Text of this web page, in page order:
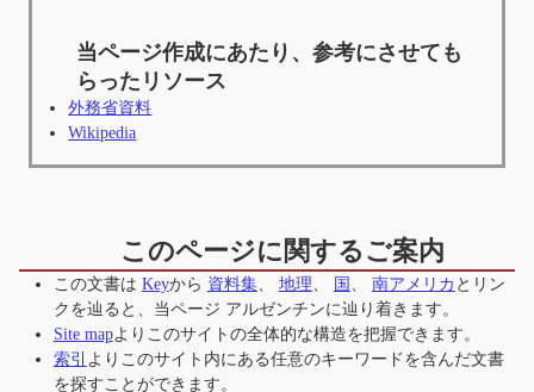
当ページ作成にあたり、参考にさせても
らったリソース
外務省資料
Wikipedia
このページに関するご案内
この文書は Keyから 資料集、 地理 国 南アメリカ とリン
クを辿ると、当ページ アルゼンチンに辿り着きます。
Site mapよりこのサイトの全体的な構造を把握できます。
索引 よりこのサイト内にある任意のキーワードを含んだ文書
を探すことができます。